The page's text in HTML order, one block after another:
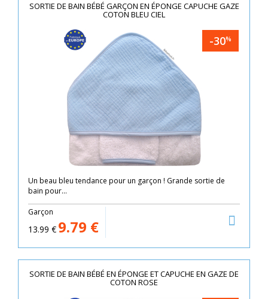
SORTIE DE BAIN BÉBÉ GARÇON EN ÉPONGE CAPUCHE GAZE
COTON BLEU CIEL
-30%
Un beau bleu tendance pour un garçon ! Grande sortie de
bain pour...
Garçon
13.99 € 9.79 €
SORTIE DE BAIN BÉBÉ EN ÉPONGE ET CAPUCHE EN GAZE DE
COTON ROSE